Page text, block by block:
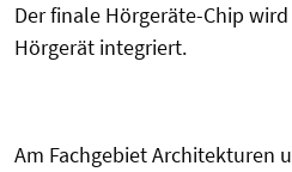
Der finale Hörgeräte-Chip
Hörgerät integriert.
Am Fachgebiet Architekturen